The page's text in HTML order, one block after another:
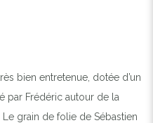
bien entretenue, dotée d’un
par Frédéric autour de la
grain de folie de Sébastien